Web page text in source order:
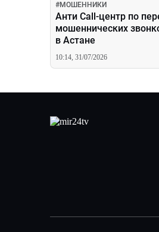
#МОШЕННИКИ
Анти Call-центр по
мошеннических
в Астане
10:14, 31/07/2026